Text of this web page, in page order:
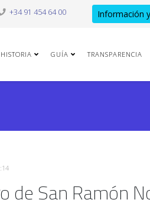
+34 91 454 64 00 Información
HISTORIA GUÍA TRANSPARENCIA
de San Ramón